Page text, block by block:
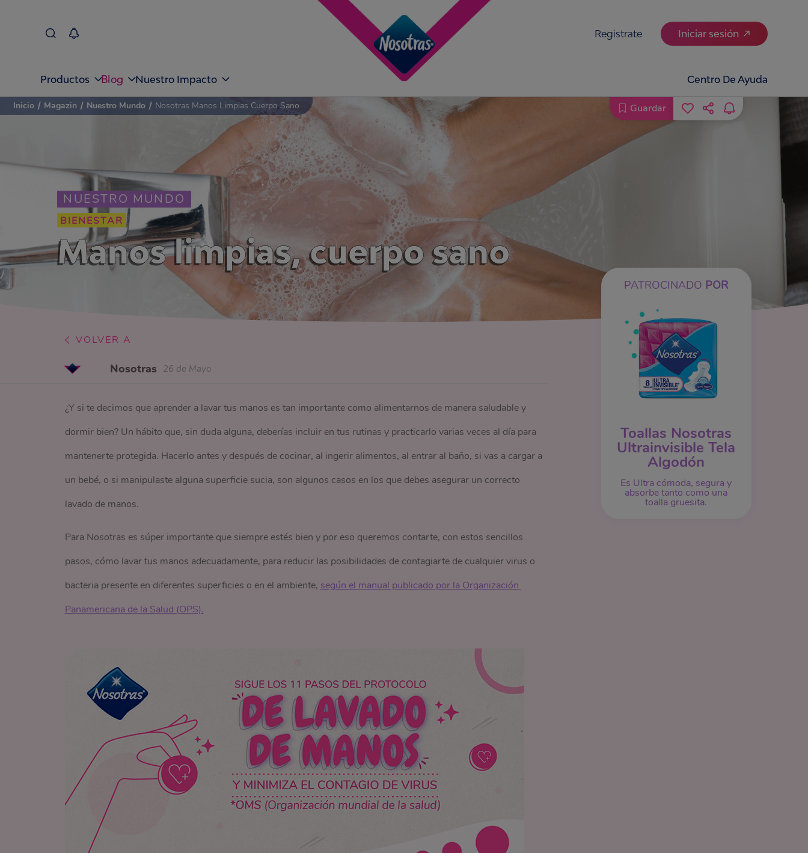
Registrate Iniciar sesión
Productos Blog Nuestro Impacto Centro De Ayuda
NUESTRO MUNDO
BIENESTAR
Manos limpias, cuerpo sano
PATROCINADO POR
Toallas Nosotras
Ultrainvisible Tela
Algodón
Es Ultra cómoda, segura y
absorbe tanto como una
toalla gruesita.
Inicio / Magazin / Nuestro Mundo / Nosotras Manos Limpias Cuerpo Sano Guardar
VOLVER A
Nosotras 26 de Mayo
¿Y si te decimos que aprender a lavar tus manos es tan importante como alimentarnos de manera saludable y
dormir bien? Un hábito que, sin duda alguna, deberías incluir en tus rutinas y practicarlo varias veces al día para
mantenerte protegida. Hacerlo antes y después de cocinar, al ingerir alimentos, al entrar al baño, si vas a cargar a
un bebé, o si manipulaste alguna superficie sucia, son algunos casos en los que debes asegurar un correcto
lavado de manos.
Para Nosotras es súper importante que siempre estés bien y por eso queremos contarte, con estos sencillos
pasos, cómo lavar tus manos adecuadamente, para reducir las posibilidades de contagiarte de cualquier virus o
bacteria presente en diferentes superficies o en el ambiente, según el manual publicado por la Organización
Panamericana de la Salud (OPS).